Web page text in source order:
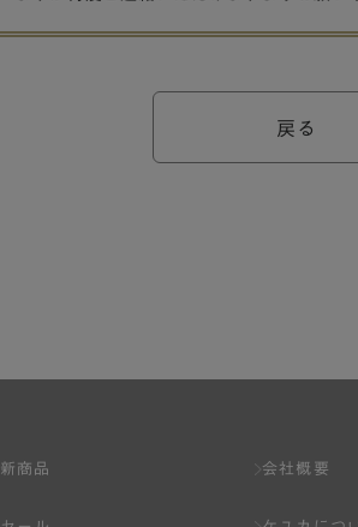
戻る
新商品 会社概要